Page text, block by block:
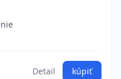
Detail kúpiť